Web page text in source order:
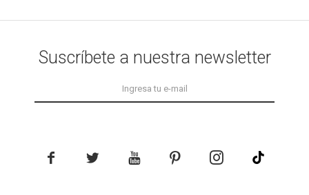
Suscríbete a nuestra newsletter
    